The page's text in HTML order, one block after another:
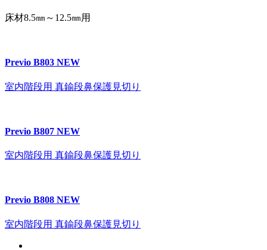
床材8.5㎜～12.5㎜用
Previo B803 NEW
室内階段用 真鍮段鼻保護見切り
Previo B807 NEW
室内階段用 真鍮段鼻保護見切り
Previo B808 NEW
室内階段用 真鍮段鼻保護見切り